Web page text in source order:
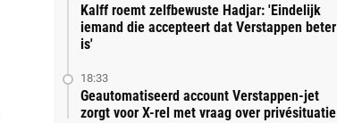
Kalff roemt zelfbewuste Hadjar: 'Eindelijk
iemand die accepteert dat Verstappen beter
is'
18:33
Geautomatiseerd account Verstappen-jet
zorgt voor X-rel met vraag over privésituatie